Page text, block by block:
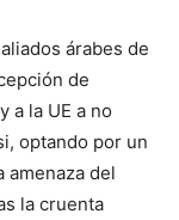
árabes de
de
a la UE a no
optando por un
amenaza del
la cruenta